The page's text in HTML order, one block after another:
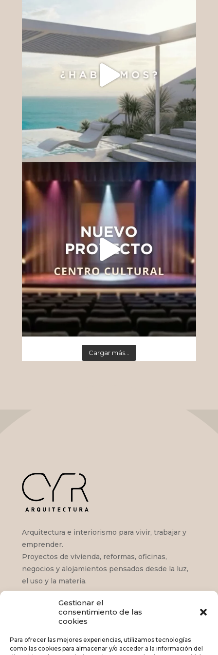
Gestionar el
consentimiento de las
cookies
Para ofrecer las mejores experiencias, utilizamos tecnologías
como las cookies para almacenar y/o acceder a la información del
Cargar más...
Arquitectura e interiorismo para vivir, trabajar y
emprender.
Proyectos de vivienda, reformas, oficinas,
negocios y alojamientos pensados desde la luz,
el uso y la materia.
Satisfacción – Fase de obra